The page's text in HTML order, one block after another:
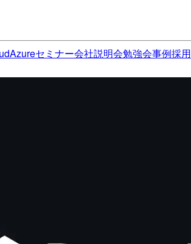
Azureセミナー会社説明会勉強会事例採用